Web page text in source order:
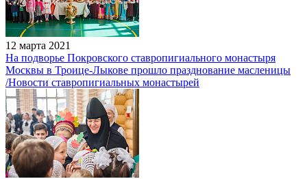
12 марта 2021
На подворье Покровского ставропигиального монастыря
Москвы в Троице-Лыкове прошло празднование масленицы
/Новости ставропигиальных монастырей